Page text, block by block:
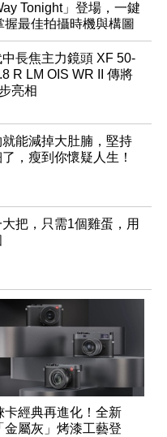
Tonight」登場，一鍵
握最佳拍攝時機與構圖
長焦主力鏡頭 XF 50-
R LM OIS WR II 傳將
亮相
能減掉大肚腩，堅持
，瘦到你懷疑人生！
把，只需1個雞蛋，用
卡經典再進化！全新
金屬灰」烤漆工藝登